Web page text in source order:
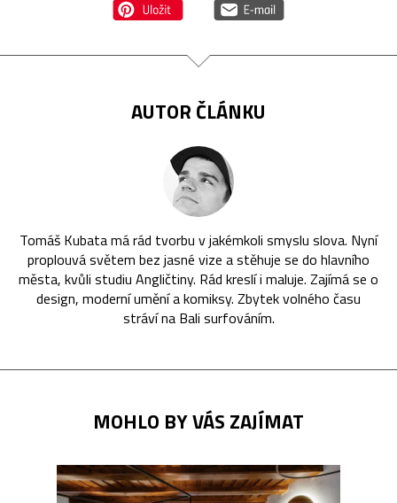
AUTOR ČLÁNKU
Tomáš Kubata má rád tvorbu v jakémkoli smyslu slova. Nyní
proplouvá světem bez jasné vize a stěhuje se do hlavního
města, kvůli studiu Angličtiny. Rád kreslí i maluje. Zajímá se o
design, moderní umění a komiksy. Zbytek volného času
stráví na Bali surfováním.
MOHLO BY VÁS ZAJÍMAT